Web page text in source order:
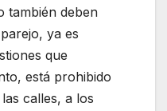
también deben
ya es
que
está prohibido
calles, a los